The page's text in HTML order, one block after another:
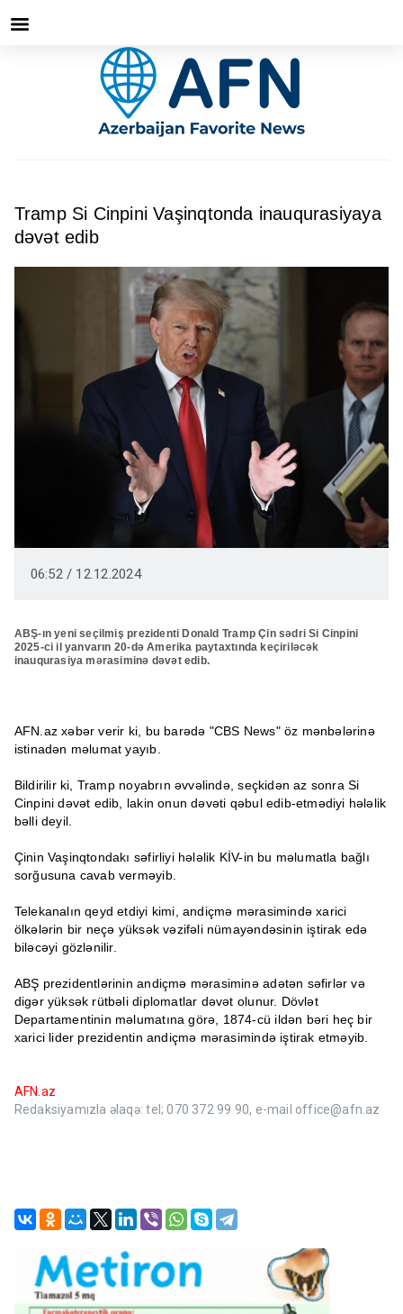
Tramp Si Cinpini Vaşinqtonda inauqurasiyaya
dəvət edib
06:52 / 12.12.2024
ABŞ-ın yeni seçilmiş prezidenti Donald Tramp Çin sədri Si Cinpini
2025-ci il yanvarın 20-də Amerika paytaxtında keçiriləcək
inauqurasiya mərasiminə dəvət edib.
AFN.az xəbər verir ki, bu barədə "CBS News" öz mənbələrinə
istinadən məlumat yayıb.
Bildirilir ki, Tramp noyabrın əvvəlində, seçkidən az sonra Si
Cinpini dəvət edib, lakin onun dəvəti qəbul edib-etmədiyi hələlik
bəlli deyil.
Çinin Vaşinqtondakı səfirliyi hələlik KİV-in bu məlumatla bağlı
sorğusuna cavab verməyib.
Telekanalın qeyd etdiyi kimi, andiçmə mərasimində xarici
ölkələrin bir neçə yüksək vəzifəli nümayəndəsinin iştirak edə
biləcəyi gözlənilir.
ABŞ prezidentlərinin andiçmə mərasiminə adətən səfirlər və
digər yüksək rütbəli diplomatlar dəvət olunur. Dövlət
Departamentinin məlumatına görə, 1874-cü ildən bəri heç bir
xarici lider prezidentin andiçmə mərasimində iştirak etməyib.
AFN.az
Redaksiyamızla əlaqə: tel; 070 372 99 90, e-mail office@afn.az